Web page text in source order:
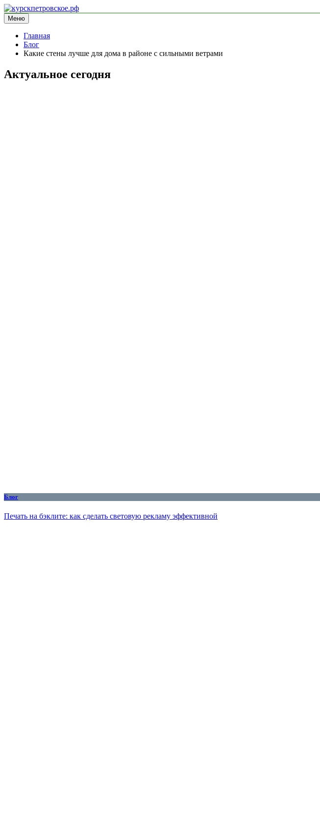
Перейти
к
содержимому
курскпетровское.рф
информационный сайт
Меню
Главная
Блог
Какие стены лучше для дома в районе с сильными ветрами
Актуальное сегодня
Блог
Печать на бэклите: как сделать световую рекламу эффективной